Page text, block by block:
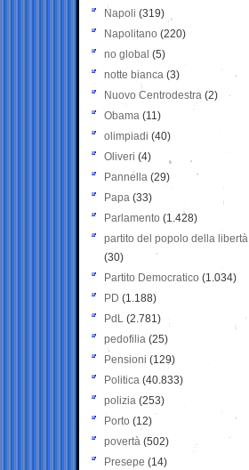
Napoli (319)
Napolitano (220)
no global (5)
notte bianca (3)
Nuovo Centrodestra (2)
Obama (11)
olimpiadi (40)
Oliveri (4)
Pannella (29)
Papa (33)
Parlamento (1.428)
partito del popolo della libertà
(30)
Partito Democratico (1.034)
PD (1.188)
PdL (2.781)
pedofilia (25)
Pensioni (129)
Politica (40.833)
polizia (253)
Porto (12)
povertà (502)
Presepe (14)